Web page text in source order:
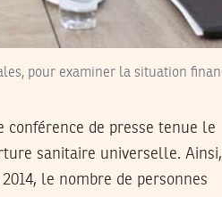
pour examiner la situation
conférence de presse tenue le
sanitaire universelle. Ainsi,
le nombre de personnes